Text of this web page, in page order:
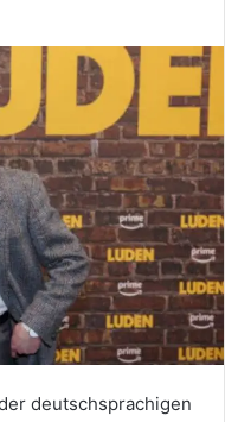
deutschsprachigen